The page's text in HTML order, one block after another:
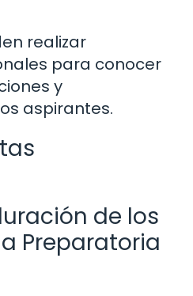
realizar
para conocer
y
aspirantes.
de los
Preparatoria